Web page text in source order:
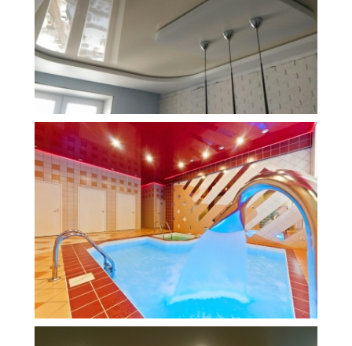
Площадь 12 м2 Стоимость 32 500 руб.
Площадь 43 м Стоимость 36 000 руб.